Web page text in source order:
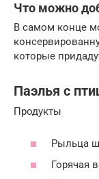
Что можно
В самом конце
которые
Паэлья с
Продукты
Рыльца
Горячая